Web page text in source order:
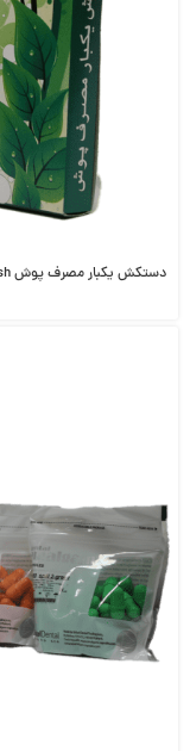
دستکش یکبار مصرف پوش Posh